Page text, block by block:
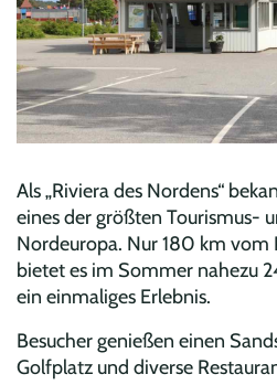
Als „Riviera des Nordens“
eines der größten Tourismus-
Nordeuropa. Nur 180 km vom
bietet es im Sommer nahezu
ein einmaliges Erlebnis.
Besucher genießen einen
Golfplatz und diverse